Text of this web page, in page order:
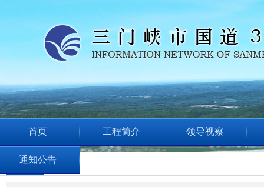
首页 工程简介 领导视察
通知公告
通知公告